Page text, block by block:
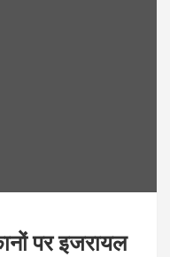
पर इजरायल